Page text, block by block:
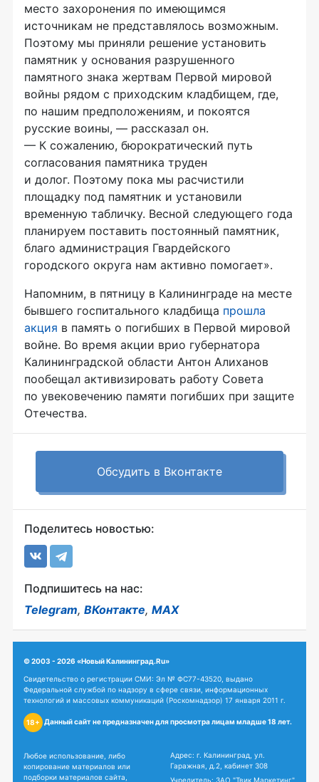
место захоронения по имеющимся
источникам не представлялось возможным.
Поэтому мы приняли решение установить
памятник у основания разрушенного
памятного знака жертвам Первой мировой
войны рядом с приходским кладбищем, где,
по нашим предположениям, и покоятся
русские воины, — рассказал он.
— К сожалению, бюрократический путь
согласования памятника труден
и долог. Поэтому пока мы расчистили
площадку под памятник и установили
временную табличку. Весной следующего года
планируем поставить постоянный памятник,
благо администрация Гвардейского
городского округа нам активно помогает».
Напомним, в пятницу в Калининграде на месте
бывшего госпитального кладбища прошла
акция в память о погибших в Первой мировой
войне. Во время акции врио губернатора
Калининградской области Антон Алиханов
пообещал активизировать работу Совета
по увековечению памяти погибших при защите
Отечества.
Обсудить в Вконтакте
Поделитесь новостью:
Подпишитесь на нас:
Telegram, ВКонтакте, MAX
© 2003 - 2026 «Новый Калининград.Ru»
Свидетельство о регистрации СМИ: Эл № ФС77-43520, выдано
Федеральной службой по надзору в сфере связи, информационных
технологий и массовых коммуникаций (Роскомнадзор) 17 января 2011 г.
18+ Данный сайт не предназначен для просмотра лицам младше 18 лет.
Любое использование, либо
копирование материалов или
подборки материалов сайта,
Адрес: г. Калининград, ул.
Гаражная, д.2, кабинет 308
Учредитель: ЗАО "Твик Маркетинг"